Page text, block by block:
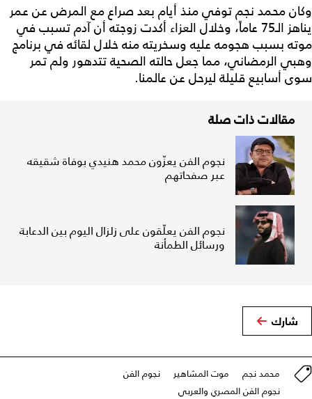
وكان محمد نجم توفي منذ أيام بعد صراع مع المرض عن عمر
يناهز الـ75 عاماً، وخلال العزاء أكدت زوجته أن آدم تسبب في
موته بسبب هجومه عليه وسخريته منه خلال لقائه في برنامج
وهبي الرمضاني، مما جعل حالته الصحية تتدهور ولم تمر
سوى أسابيع قليلة ليرحل عن عالمنا.
مقالات ذات صلة
نجوم الفن يعزّون محمد هنيدي بوفاة شقيقه
عبر صفحاتهم
نجوم الفن يعلّقون على زلزال اليوم بين الدعابة
ورسائل الطمأنة
شارك
محمد نجم موت المشاهير
نجوم الفن
نجوم الفن المصري والعربي